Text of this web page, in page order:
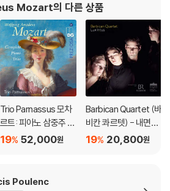
가장 가까운 친구
Mozart의 다른 상품
Trio Parnassus 모차
르트: 피아노 삼중주 전
곡 (Mozart: Comple
52,000원
19%
Barbican Quartet (바
비칸 콰르텟) - 내면의
빛 (Lux Intus)
20,800원
19%
Poulenc